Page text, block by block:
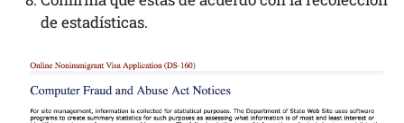
de estadísticas.